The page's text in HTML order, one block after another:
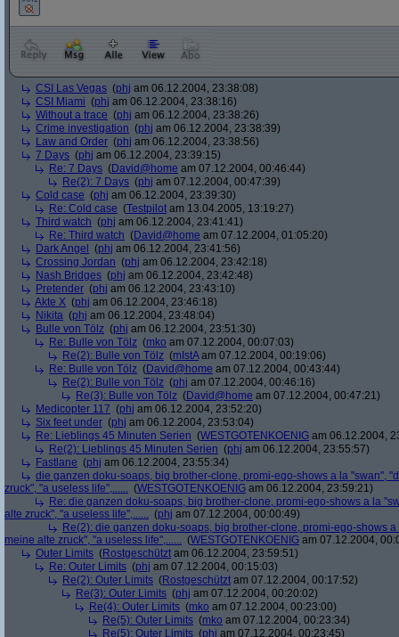
CSI Las Vegas (phj am 06.12.2004, 23:38:08)
CSI Miami (phj am 06.12.2004, 23:38:16)
Without a trace (phj am 06.12.2004, 23:38:26)
Crime investigation (phj am 06.12.2004, 23:38:39)
Law and Order (phj am 06.12.2004, 23:38:56)
7 Days (phj am 06.12.2004, 23:39:15)
Re: 7 Days (David@home am 07.12.2004, 00:46:44)
Re(2): 7 Days (phj am 07.12.2004, 00:47:39)
Cold case (phj am 06.12.2004, 23:39:30)
Re: Cold case (Testpilot am 13.04.2005, 13:19:27)
Third watch (phj am 06.12.2004, 23:41:41)
Re: Third watch (David@home am 07.12.2004, 01:05:20)
Dark Angel
(phj am 06.12.2004, 23:41:56)
Crossing Jordan (phj am 06.12.2004, 23:42:18)
Nash Bridges (phj am 06.12.2004, 23:42:48)
Pretender (phj am 06.12.2004, 23:43:10)
Akte X (phj am 06.12.2004, 23:46:18)
Nikita (phj am 06.12.2004, 23:48:04)
Bulle von Tölz (phj am 06.12.2004, 23:51:30)
Re: Bulle von Tölz (mko am 07.12.2004, 00:07:03)
Re(2): Bulle von Tölz (mIstAam 07.12.2004, 00:19:06)
Re: Bulle von Tölz (David@home am 07.12.2004, 00:43:44)
Re(2): Bulle von Tölz (phj am 07.12.2004, 00:46:16)
Re(3): Bulle von Tölz (David@home am 07.12.2004, 00:47:21)
Medicopter 117 (phj am 06.12.2004, 23:52:20)
Six feet under (phj am 06.12.2004, 23:53:04)
Re: Lieblings 45 Minuten Serien (WESTGOTENKOENIG am 06.12.2004,
Re(2): Lieblings 45 Minuten Serien (phj am 06.12.2004, 23:55:57)
Fastlane (phj am 06.12.2004, 23:55:34)
die ganzen doku-soaps, big brother-clone, promi-ego-shows a la "swan",
zruck", "a useless life",...... (WESTGOTENKOENIG am 06.12.2004, 23:59:21)
Re: die ganzen doku-soaps, big brother-clone, promi-ego-shows a la
alte zruck", "a useless life",...... (phj am 07.12.2004, 00:00:49)
Re(2): die ganzen doku-soaps, big brother-clone, promi-ego-shows
meine alte zruck", "a useless life",...... (WESTGOTENKOENIG am 07.12.2004,
Outer Limits (Rostgeschützt am 06.12.2004, 23:59:51)
Re: Outer Limits (phj am 07.12.2004, 00:15:03)
Re(2): Outer Limits (Rostgeschützt am 07.12.2004, 00:17:52)
Re(3): Outer Limits (phj am 07.12.2004, 00:20:02)
Re(4): Outer Limits (mko am 07.12.2004, 00:23:00)
Re(5): Outer Limits (mko am 07.12.2004, 00:23:34)
Re(5): Outer Limits (phj am 07.12.2004, 00:23:45)